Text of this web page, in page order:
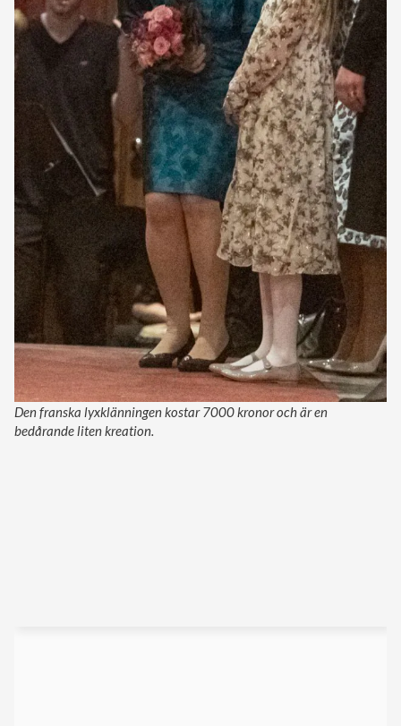
Den franska lyxklänningen kostar 7000 kronor och är en
bedårande liten kreation.